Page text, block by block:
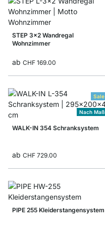
STEP 3x2 Wandregal
Wohnzimmer
ab CHF 169.00
Sale
Nach Maß
WALK-IN 354 Schranksystem
ab CHF 729.00
PIPE 255 Kleiderstangensystem